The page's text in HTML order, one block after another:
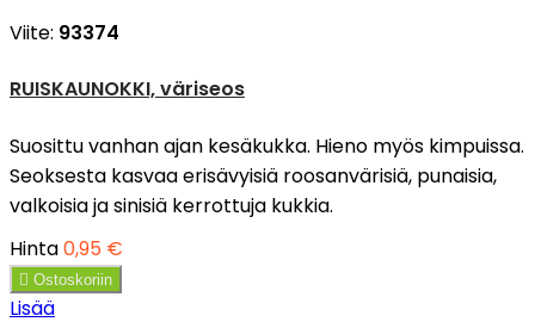
Viite: 93374
RUISKAUNOKKI, väriseos
Suosittu vanhan ajan kesäkukka. Hieno myös kimpuissa.
Seoksesta kasvaa erisävyisiä roosanvärisiä, punaisia,
valkoisia ja sinisiä kerrottuja kukkia.
Hinta0,95 €
 Ostoskoriin
Lisää